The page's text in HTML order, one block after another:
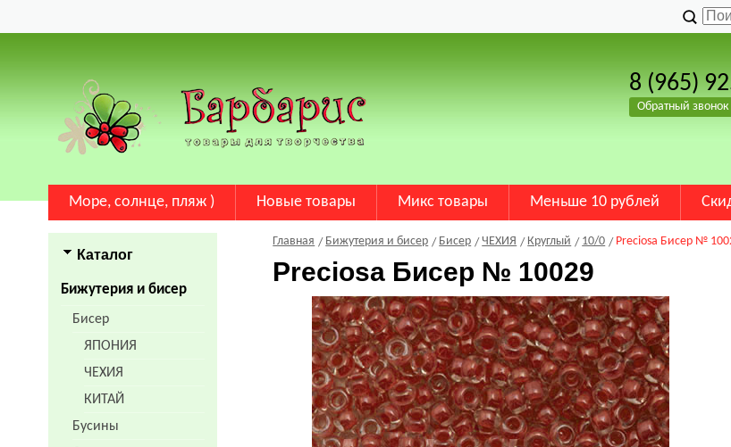
8 (965)
Обратный звонок
Море, солнце, пляж ) Новые товары Микс товары Меньше 10 рублей
Каталог
Бижутерия и бисер
Бисер
ЯПОНИЯ
ЧЕХИЯ
КИТАЙ
Бусины
Главная Бижутерия и бисер Бисер ЧЕХИЯ Круглый 10/0 Preciosa Бисер №
Preciosa Бисер № 10029